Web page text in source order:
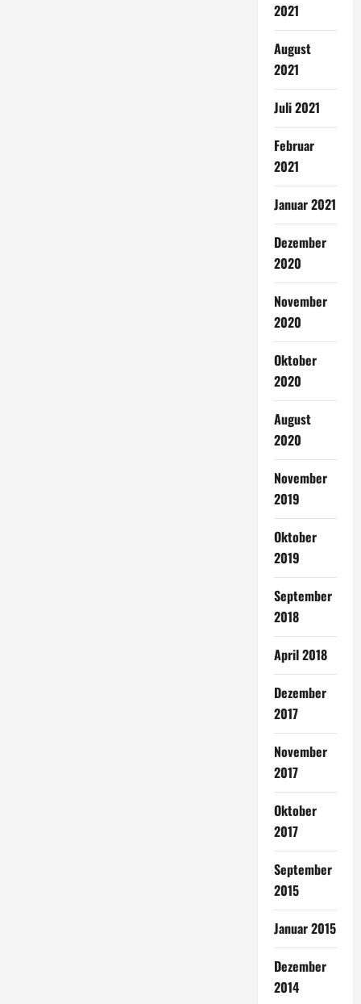
2021
August
2021
Juli 2021
Februar
2021
Januar 2021
Dezember
2020
November
2020
Oktober
2020
August
2020
November
2019
Oktober
2019
September
2018
April 2018
Dezember
2017
November
2017
Oktober
2017
September
2015
Januar 2015
Dezember
2014